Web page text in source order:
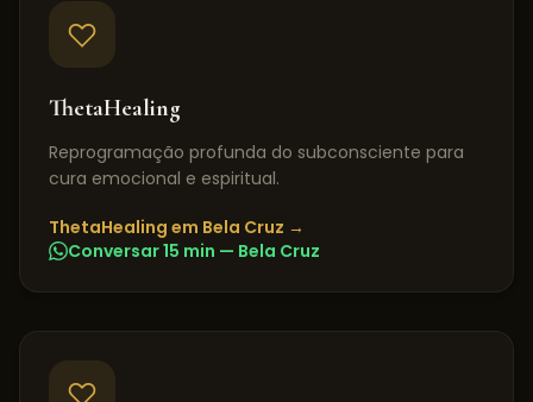
ThetaHealing
Reprogramação profunda do subconsciente para
cura emocional e espiritual.
ThetaHealing em Bela Cruz →
Conversar 15 min — Bela Cruz